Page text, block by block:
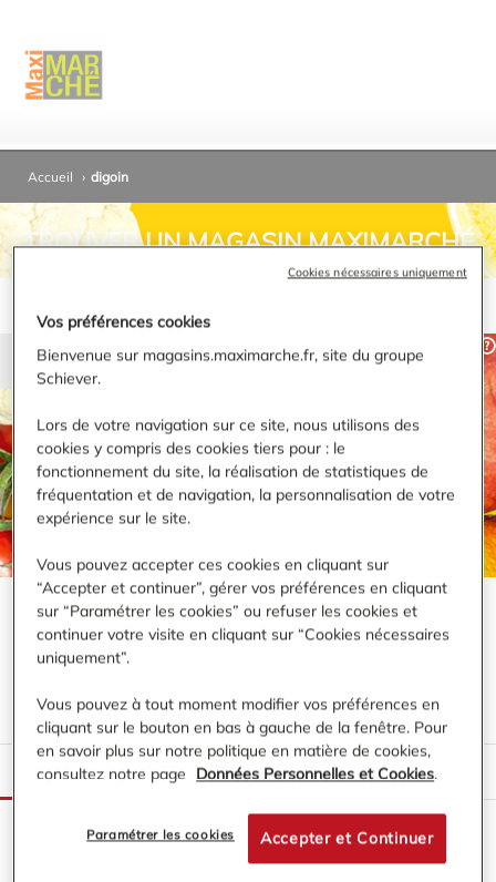
Accueil › digoin
TROUVER UN MAGASIN MAXIMARCHÉ
RECHERCHER
Affiner ma recherche
VOTRE MAGASIN MAXIMARCHÉ À
PROXIMITÉ DE :
LISTE CARTE
Vos préférences cookies
Bienvenue sur magasins.maximarche.fr, site du groupe
Schiever.
Lors de votre navigation sur ce site, nous utilisons des
cookies y compris des cookies tiers pour : le
fonctionnement du site, la réalisation de statistiques de
fréquentation et de navigation, la personnalisation de votre
expérience sur le site.
Vous pouvez accepter ces cookies en cliquant sur
“Accepter et continuer”, gérer vos préférences en cliquant
sur “Paramétrer les cookies” ou refuser les cookies et
continuer votre visite en cliquant sur “Cookies nécessaires
uniquement”.
Vous pouvez à tout moment modifier vos préférences en
cliquant sur le bouton en bas à gauche de la fenêtre. Pour
en savoir plus sur notre politique en matière de cookies,
consultez notre page
Données Personnelles et Cookies.
Accepter et Continuer
Paramétrer les cookies
Cookies nécessaires uniquement